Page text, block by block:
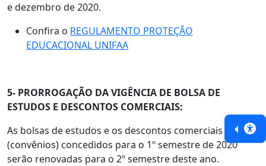
e dezembro de 2020.
Confira o REGULAMENTO PROTEÇÃO
EDUCACIONAL UNIFAA
5- PRORROGAÇÃO DA VIGÊNCIA DE BOLSA DE
ESTUDOS E DESCONTOS COMERCIAIS:
As bolsas de estudos e os descontos comerciais
(convênios) concedidos para o 1º semestre de 2020
serão renovadas para o 2º semestre deste ano.